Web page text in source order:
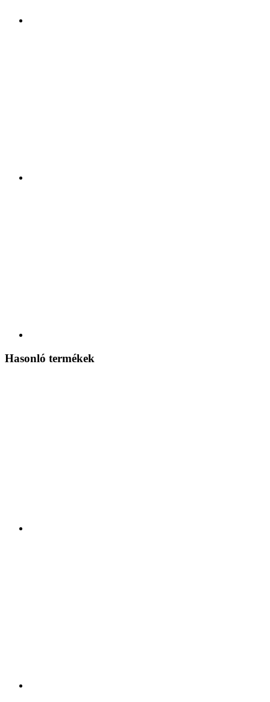
Hasonló termékek